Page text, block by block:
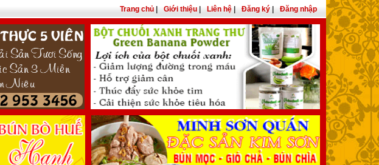
Trang chủ Giới thiệu Liên hệ Đăng ký Đăng nhập